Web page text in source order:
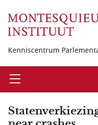
Kenniscentrum
Open